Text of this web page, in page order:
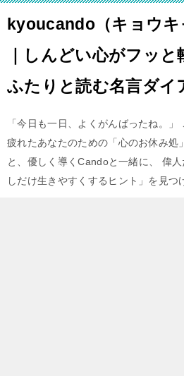
kyoucando（キョウキ
｜しんどい心がフッと
ふたりと読む名言ダイ
「今日も一日、よくがんばったね。
疲れたあなたのための「心のお休み処
と、優しく導くCandoと一緒に、 偉
しだけ生きやすくするヒント」を見つ